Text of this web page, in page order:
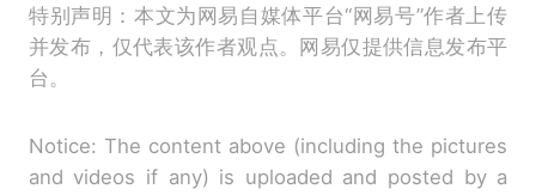
特别声明：本文为网易自媒体平台“网易号”作者上传
并发布，仅代表该作者观点。网易仅提供信息发布平
台。
Notice: The content above (including the pictures
and videos if any) is uploaded and posted by a